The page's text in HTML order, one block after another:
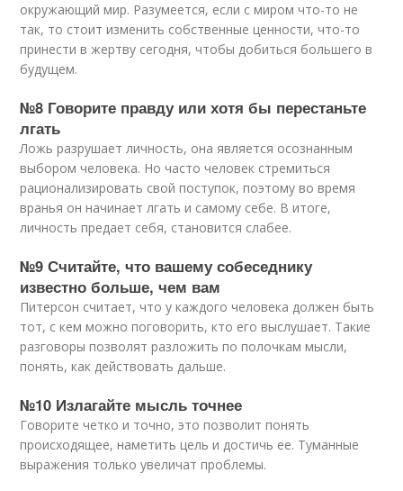
окружающий мир. Разумеется, если с миром что-то не
так, то стоит изменить собственные ценности, что-то
принести в жертву сегодня, чтобы добиться большего в
будущем.
№8 Говорите правду или хотя бы перестаньте
лгать
Ложь разрушает личность, она является осознанным
выбором человека. Но часто человек стремиться
рационализировать свой поступок, поэтому во время
вранья он начинает лгать и самому себе. В итоге,
личность предает себя, становится слабее.
№9 Считайте, что вашему собеседнику
известно больше, чем вам
Питерсон считает, что у каждого человека должен быть
тот, с кем можно поговорить, кто его выслушает. Такие
разговоры позволят разложить по полочкам мысли,
понять, как действовать дальше.
№10 Излагайте мысль точнее
Говорите четко и точно, это позволит понять
происходящее, наметить цель и достичь ее. Туманные
выражения только увеличат проблемы.